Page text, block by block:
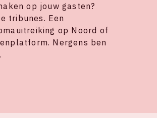
op jouw gasten?
tribunes. Een
op Noord of
Nergens ben